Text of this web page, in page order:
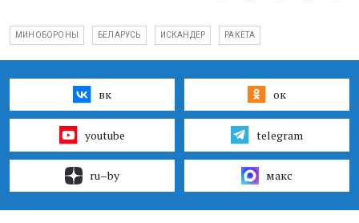
МИНОБОРОНЫ БЕЛАРУСЬ ИСКАНДЕР РАКЕТА
вк ок
youtube telegram
ru–by макс